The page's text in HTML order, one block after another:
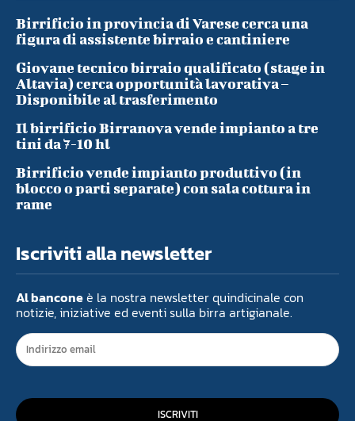
Birrificio in provincia di Varese cerca una
figura di assistente birraio e cantiniere
Giovane tecnico birraio qualificato (stage in
Altavia) cerca opportunità lavorativa –
Disponibile al trasferimento
Il birrificio Birranova vende impianto a tre
tini da 7-10 hl
Birrificio vende impianto produttivo (in
blocco o parti separate) con sala cottura in
rame
Iscriviti alla newsletter
Al banconeè la nostra newsletter quindicinale con
notizie, iniziative ed eventi sulla birra artigianale.
ISCRIVITI